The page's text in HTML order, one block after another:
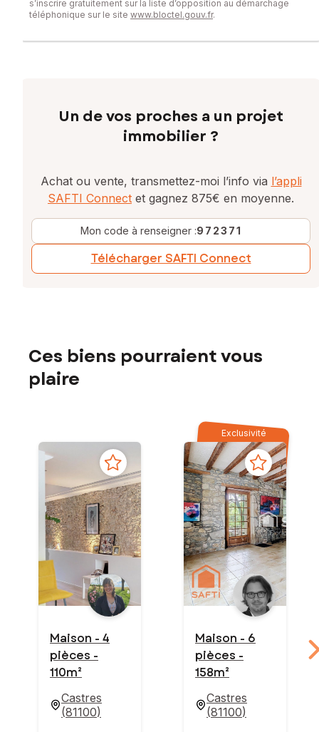
s’inscrire gratuitement sur la liste d’opposition au démarchage
téléphonique sur le site www.bloctel.gouv.fr.
Un de vos proches a un projet
immobilier ?
Achat ou vente, transmettez-moi l’info via l’appli
SAFTI Connect et gagnez 875€ en moyenne.
Mon code à renseigner :972371
Télécharger SAFTI Connect
Ces biens pourraient vous
plaire
Maison - 4
pièces -
110m²
Castres
(81100)
Exclusivité
Maison - 6
pièces -
158m²
Castres
(81100)